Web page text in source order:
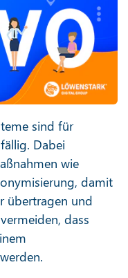
sind für
Dabei
wie
damit
übertragen und
dass